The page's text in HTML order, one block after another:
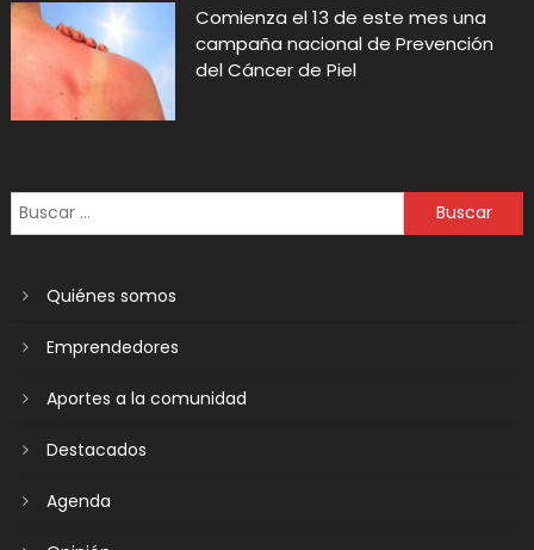
Comienza el 13 de este mes una
campaña nacional de Prevención
del Cáncer de Piel
Quiénes somos
Emprendedores
Aportes a la comunidad
Destacados
Agenda